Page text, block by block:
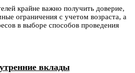
крайне важно получить доверие,
ограничения с учетом возраста, а
в выборе способов проведения
вклады